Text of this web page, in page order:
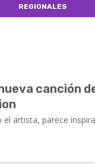
REGIONALES
canción
artista, parece